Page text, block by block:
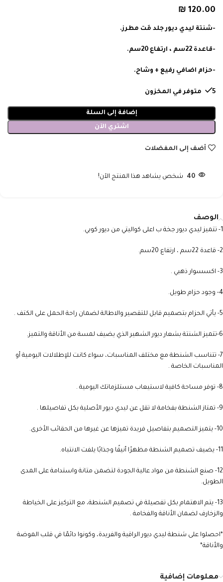
₪ 120.00
-شنتة ليدي ديور جلد مَت مطرز.
-قاعدة 22سم ، ارتفاع 20سم.
-حزام اضافي رفيع + وشاح.
5 متوفر في المخزون
إضافة إلى السلة
اشتري الآن
أضف إلى المفضلات
40 شخص يشاهد هذا المنتج الآن!
الوصف
1- تتميز ليدي ديور جخة ب اعلى كواليتي من ديور كوبي.
2- قاعدة 22سم ، ارتفاع 20سم.
3- اكسسوار ذهبي .
4- وجود حزام طويل.
5- يأتي الحزام بتصميم قابل للتقصير والاطالة لضمان راحة الحمل على الكتف .
6-تتميز الشنتة بشعار ديور الشهير الذي يضيف لمسة من الأناقة والتميز.
7- تتناسب الشنطة مع مختلف المناسبات، سواء كانت للإطلالات اليومية أو
المناسبات الخاصة .
8- توفر مساحة كافية لاستيعاب مستلزماتك اليومية .
9- تمتاز الشنطة بفخامة لا تقل عن ليدي ديور الأصلية بكل تفاصيلها .
10- يتميز التصميم بتفاصيل فريدة تميزها عن غيرها من الحقائب الأخرى.
11- يضيف تصميم الشنطة مظهرًا أنيقًا وجذابًا يلفت الانتباه.
12- صنع الشنطة من مواد عالية الجودة لتضمن متانة واستدامة على المدى
الطويل.
13- يتم الاهتمام بكل تفصيلة في تصميم الشنطة، مع التركيز على الخياطة
والزخارف لضمان الأناقة والفخامة .
*احصلوا على شنطة ليدي ديور الراقية والفريدة، وكونوا دائمًا في قلب الموضة
والأناقة*
معلومات إضافية